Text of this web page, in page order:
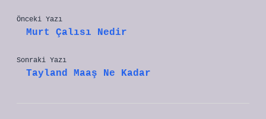
Önceki Yazı
Murt Çalısı Nedir
Sonraki Yazı
Tayland Maaş Ne Kadar